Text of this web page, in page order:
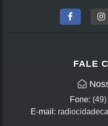
FALE
Fone:
E-mail: